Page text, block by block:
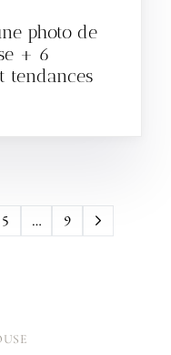
photo de
+ 6
tendances
5 … 9